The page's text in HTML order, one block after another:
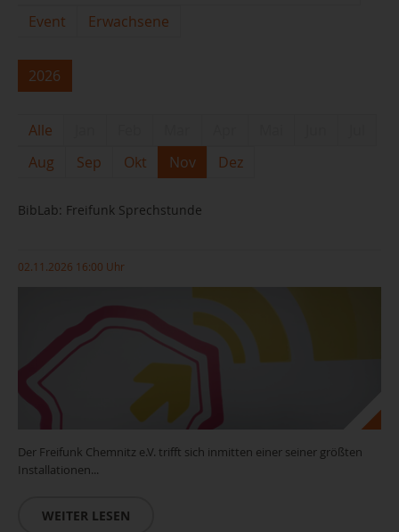
Event
Erwachsene
2026
Alle
Aug
Sep Okt Nov Dez
BibLab: Freifunk Sprechstunde
02.11.2026 16:00 Uhr
Der Freifunk Chemnitz e.V. trifft sich inmitten einer seiner größten
Installationen...
WEITER LESEN